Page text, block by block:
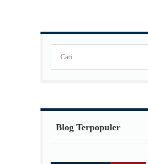
Blog Terpopuler